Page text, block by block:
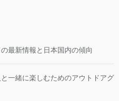
最新情報と日本国内の傾向
一緒に楽しむためのアウトドアグ